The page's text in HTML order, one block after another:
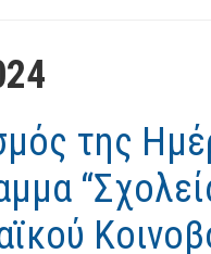
της